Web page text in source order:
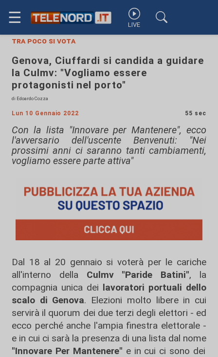
☰ LIVE
tra poco si vota
Genova, Ciuffardi si candida a guidare
la Culmv: "Vogliamo essere
protagonisti nel porto"
di Edoardo Cozza
Lun 10 Gennaio 2022 55 sec
Con la lista "Innovare per Mantenere", ecco
l'avversario dell'uscente Benvenuti: "Nei
prossimi anni ci saranno tanti cambiamenti,
vogliamo essere parte attiva"
Dal 18 al 20 gennaio si voterà per le cariche
all'interno della Culmv "Paride Batini", la
compagnia unica dei lavoratori portuali dello
scalo di Genova. Elezioni molto libere in cui
servirà il quorum dei due terzi degli elettori - ed
ecco perché anche l'ampia finestra elettorale -
e in cui ci sarà la presenza di una lista dal nome
"Innovare Per Mantenere" e in cui ci sono dei